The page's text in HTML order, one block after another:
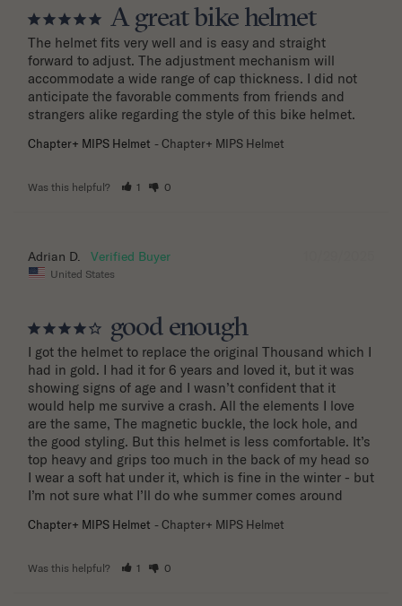
A great bike helmet
The helmet fits very well and is easy and straight
forward to adjust. The adjustment mechanism will
accommodate a wide range of cap thickness. I did not
anticipate the favorable comments from friends and
strangers alike regarding the style of this bike helmet.
Chapter+ MIPS Helmet Chapter+ MIPS Helmet
Was this helpful? 1 0
Adrian D.
United States
good enough
I got the helmet to replace the original Thousand which I
had in gold. I had it for 6 years and loved it, but it was
showing signs of age and I wasn’t confident that it
would help me survive a crash. All the elements I love
are the same, The magnetic buckle, the lock hole, and
the good styling. But this helmet is less comfortable. It’s
top heavy and grips too much in the back of my head so
I wear a soft hat under it, which is fine in the winter - but
I’m not sure what I’ll do whe summer comes around
Chapter+ MIPS Helmet Chapter+ MIPS Helmet
Was this helpful? 1 0